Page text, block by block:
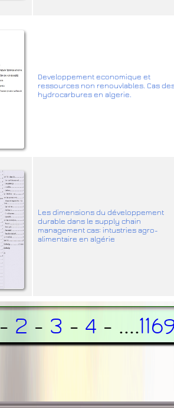
Developpement economique et
ressources non renouvlables. Cas
hydrocarbures en algerie.
Les dimensions du développement
durable dans le supply chain
management cas: intustries agro-
alimentaire en algérie
- 2 - 3 - 4 - ....